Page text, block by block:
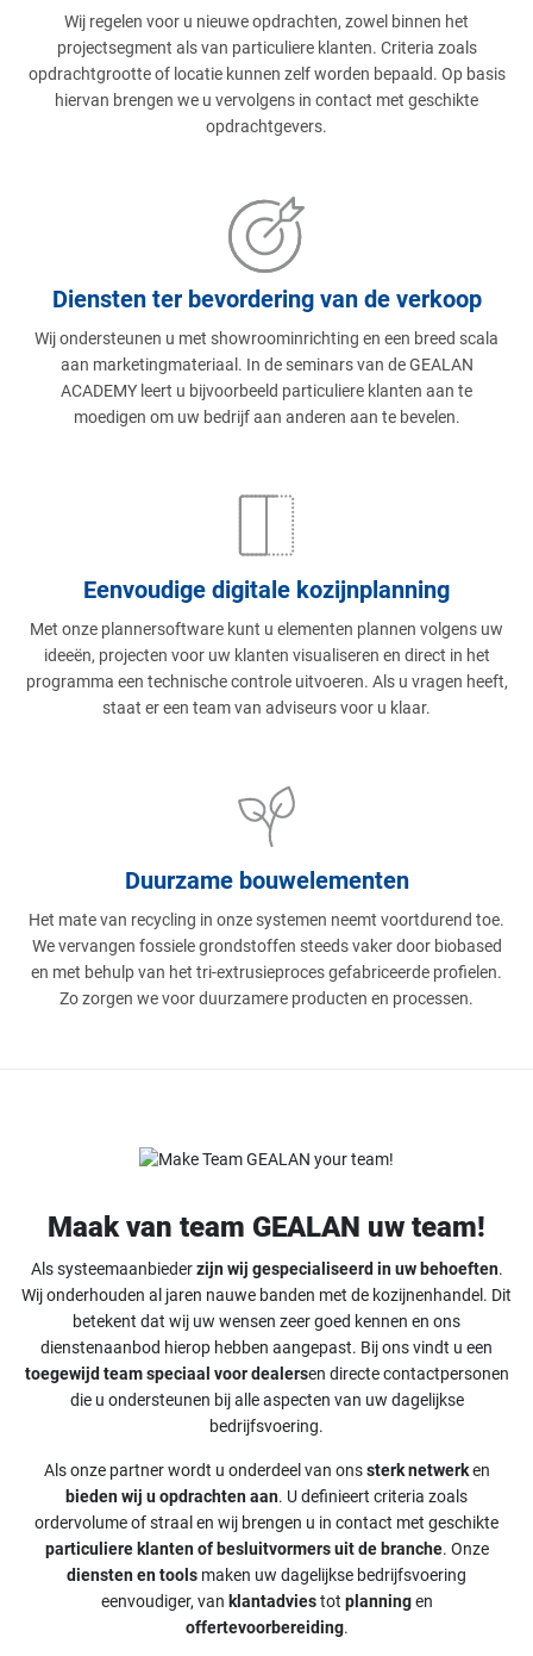
Wij regelen voor u nieuwe opdrachten, zowel binnen het
projectsegment als van particuliere klanten. Criteria zoals
opdrachtgrootte of locatie kunnen zelf worden bepaald. Op basis
hiervan brengen we u vervolgens in contact met geschikte
opdrachtgevers.
Diensten ter bevordering van de verkoop
Wij ondersteunen u met showroominrichting en een breed scala
aan marketingmateriaal. In de seminars van de GEALAN
ACADEMY leert u bijvoorbeeld particuliere klanten aan te
moedigen om uw bedrijf aan anderen aan te bevelen.
Eenvoudige digitale kozijnplanning
Met onze plannersoftware kunt u elementen plannen volgens uw
ideeën, projecten voor uw klanten visualiseren en direct in het
programma een technische controle uitvoeren. Als u vragen heeft,
staat er een team van adviseurs voor u klaar.
Duurzame bouwelementen
Het mate van recycling in onze systemen neemt voortdurend toe.
We vervangen fossiele grondstoffen steeds vaker door biobased
en met behulp van het tri-extrusieproces gefabriceerde profielen.
Zo zorgen we voor duurzamere producten en processen.
Maak van team GEALAN uw team!
Als systeemaanbiederzijn wij gespecialiseerd in uw behoeften.
Wij onderhouden al jaren nauwe banden met de kozijnenhandel. Dit
betekent dat wij uw wensen zeer goed kennen en ons
dienstenaanbod hierop hebben aangepast. Bij ons vindt u een
toegewijd team speciaal voor dealersen directe contactpersonen
die u ondersteunen bij alle aspecten van uw dagelijkse
bedrijfsvoering.
Als onze partner wordt u onderdeel van onssterk netwerken
bieden wij u opdrachten aan. U definieert criteria zoals
ordervolume of straal en wij brengen u in contact met geschikte
particuliere klanten of besluitvormers uit de branche. Onze
diensten en tools maken uw dagelijkse bedrijfsvoering
eenvoudiger, van klantadviestot planningen
offertevoorbereiding.